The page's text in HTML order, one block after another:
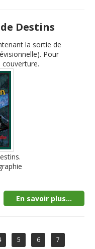
Destins
la sortie de
Pour
En savoir plus...
5 6
7